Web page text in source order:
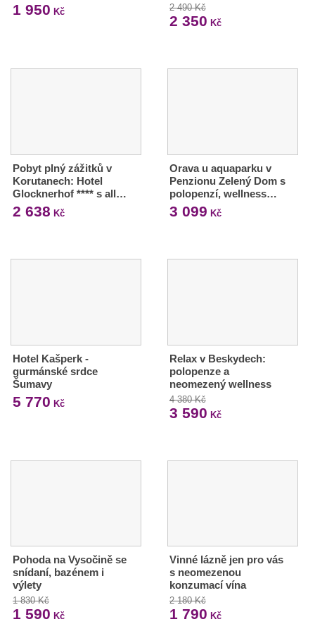
1 950 Kč 2 490 Kč
2 350 Kč
Pobyt plný zážitků v
Korutanech: Hotel
Glocknerhof **** s all…
2 638 Kč
Orava u aquaparku v
Penzionu Zelený Dom s
polopenzí, wellness…
3 099 Kč
Hotel Kašperk -
gurmánské srdce
Šumavy
5 770 Kč
Relax v Beskydech:
polopenze a
neomezený wellness
4 380 Kč
3 590 Kč
Pohoda na Vysočině se
snídaní, bazénem i
výlety
1 830 Kč
1 590 Kč
Vinné lázně jen pro vás
s neomezenou
konzumací vína
2 180 Kč
1 790 Kč